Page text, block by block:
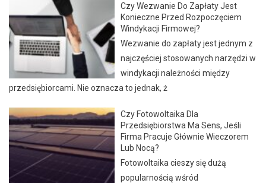
Czy Wezwanie Do Zapłaty Jest
Konieczne Przed Rozpoczęciem
Windykacji Firmowej?
Wezwanie do zapłaty jest jednym z
najczęściej stosowanych narzędzi w
windykacji należności między
przedsiębiorcami. Nie oznacza to jednak, ż
Czy Fotowoltaika Dla
Przedsiębiorstwa Ma Sens, Jeśli
Firma Pracuje Głównie Wieczorem
Lub Nocą?
Fotowoltaika cieszy się dużą
popularnością wśród